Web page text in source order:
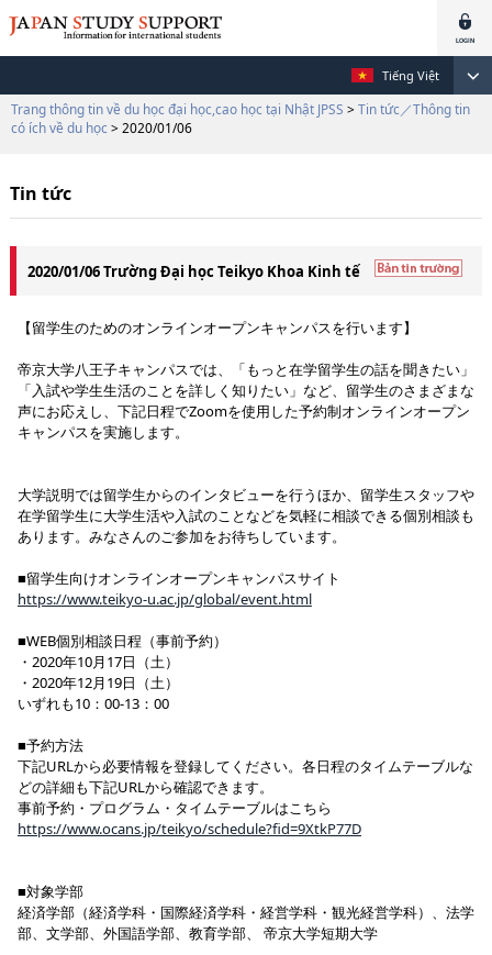
Tiếng Việt
Trang thông tin về du học đại học,cao học tại Nhật JPSS > Tin tức／Thông tin
có ích về du học > 2020/01/06
Tin tức
2020/01/06 Trường Đại học Teikyo Khoa Kinh tế
【留学生のためのオンラインオープンキャンパスを行います】
帝京大学八王子キャンパスでは、「もっと在学留学生の話を聞きたい」
「入試や学生生活のことを詳しく知りたい」など、留学生のさまざまな
声にお応えし、下記日程でZoomを使用した予約制オンラインオープン
キャンパスを実施します。
大学説明では留学生からのインタビューを行うほか、留学生スタッフや
在学留学生に大学生活や入試のことなどを気軽に相談できる個別相談も
あります。みなさんのご参加をお待ちしています。
■留学生向けオンラインオープンキャンパスサイト
https://www.teikyo-u.ac.jp/global/event.html
■WEB個別相談日程（事前予約）
・2020年10月17日（土）
・2020年12月19日（土）
いずれも10：00-13：00
■予約方法
下記URLから必要情報を登録してください。各日程のタイムテーブルな
どの詳細も下記URLから確認できます。
事前予約・プログラム・タイムテーブルはこちら
https://www.ocans.jp/teikyo/schedule?fid=9XtkP77D
■対象学部
経済学部（経済学科・国際経済学科・経営学科・観光経営学科）、法学
部、文学部、外国語学部、教育学部、 帝京大学短期大学